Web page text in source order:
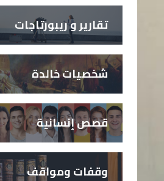
تقارير و ريبورتاجات
شخصيات خالدة
قصص إنسانية
وقفات ومواقف